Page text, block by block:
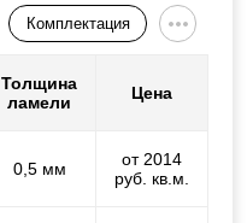
Комплектация
Толщина
ламели
Цена
0,5 мм
от 2014
руб. кв.м.